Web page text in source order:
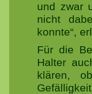
und zwar
nicht
konnte“,
Für die
Halter
klären,